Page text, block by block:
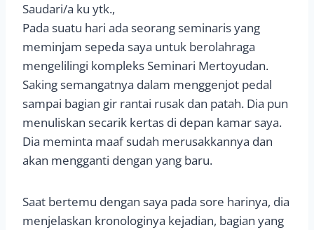
Saudari/a ku ytk.,
Pada suatu hari ada seorang seminaris yang
meminjam sepeda saya untuk berolahraga
mengelilingi kompleks Seminari Mertoyudan.
Saking semangatnya dalam menggenjot pedal
sampai bagian gir rantai rusak dan patah. Dia pun
menuliskan secarik kertas di depan kamar saya.
Dia meminta maaf sudah merusakkannya dan
akan mengganti dengan yang baru.
Saat bertemu dengan saya pada sore harinya, dia
menjelaskan kronologinya kejadian, bagian yang